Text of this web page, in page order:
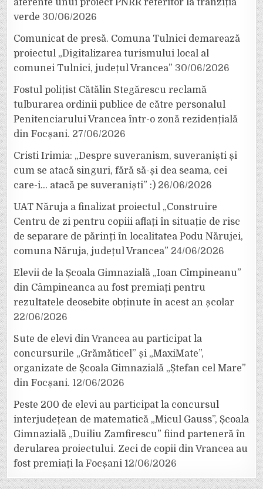
aferente unui proiect PNRR referitor la tranziția
verde 30/06/2026
Comunicat de presă. Comuna Tulnici demarează
proiectul „Digitalizarea turismului local al
comunei Tulnici, județul Vrancea” 30/06/2026
Fostul polițist Cătălin Stegărescu reclamă
tulburarea ordinii publice de către personalul
Penitenciarului Vrancea într-o zonă rezidențială
din Focșani. 27/06/2026
Cristi Irimia: „Despre suveranism, suveraniști și
cum se atacă singuri, fără să-și dea seama, cei
care-i… atacă pe suveraniști” :) 26/06/2026
UAT Năruja a finalizat proiectul „Construire
Centru de zi pentru copiii aflați în situație de risc
de separare de părinți în localitatea Podu Nărujei,
comuna Năruja, județul Vrancea” 24/06/2026
Elevii de la Școala Gimnazială „Ioan Cîmpineanu”
din Câmpineanca au fost premiați pentru
rezultatele deosebite obținute în acest an școlar
22/06/2026
Sute de elevi din Vrancea au participat la
concursurile „Grămăticel” și „MaxiMate”,
organizate de Școala Gimnazială „Ștefan cel Mare”
din Focșani. 12/06/2026
Peste 200 de elevi au participat la concursul
interjudețean de matematică „Micul Gauss”, Școala
Gimnazială „Duiliu Zamfirescu” fiind parteneră în
derularea proiectului. Zeci de copii din Vrancea au
fost premiați la Focșani 12/06/2026